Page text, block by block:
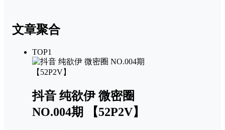
文章聚合
TOP1
抖音 纯欲伊 微密圈
NO.004期 【52P2V】